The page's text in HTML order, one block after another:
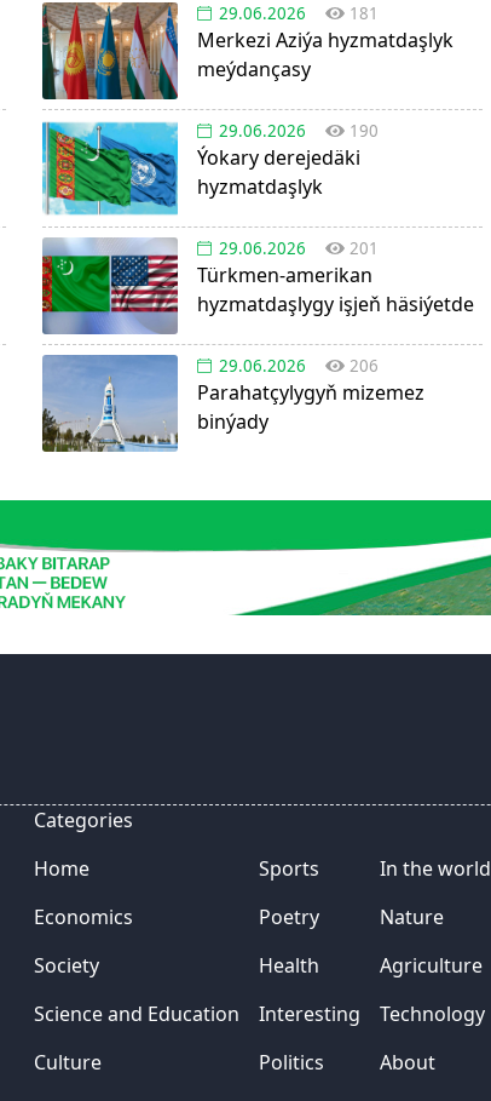
29.06.2026 181
Merkezi Aziýa hyzmatdaşlyk
meýdançasy
29.06.2026 190
Ýokary derejedäki
hyzmatdaşlyk
29.06.2026 201
Türkmen-amerikan
hyzmatdaşlygy işjeň häsiýetde
29.06.2026 206
Parahatçylygyň mizemez
binýady
Categories
Home
Economics
Society
Science and Education
Culture
Sports
Poetry
Health
Interesting
Politics
In the world
Nature
Agriculture
Technology
About